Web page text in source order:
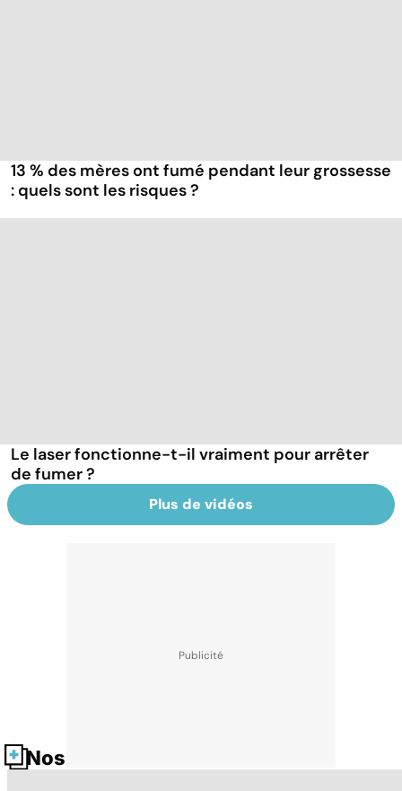
13 % des mères ont fumé pendant leur grossesse
: quels sont les risques ?
Le laser fonctionne-t-il vraiment pour arrêter
de fumer ?
Plus de vidéos
Nos fiches santé